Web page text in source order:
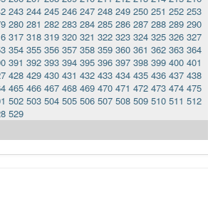
243 244 245 246 247 248 249 250 251 252 253
280 281 282 283 284 285 286 287 288 289 290
317 318 319 320 321 322 323 324 325 326 327
354 355 356 357 358 359 360 361 362 363 364
391 392 393 394 395 396 397 398 399 400 401
428 429 430 431 432 433 434 435 436 437 438
465 466 467 468 469 470 471 472 473 474 475
502 503 504 505 506 507 508 509 510 511 512
529